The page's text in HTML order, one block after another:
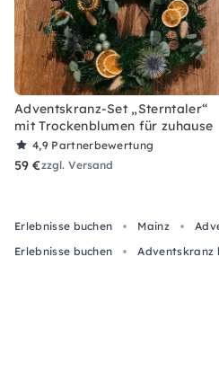
Adventskranz-Set „Sterntaler“
mit Trockenblumen für zuhause
4,9 Partnerbewertung
59 €zzgl. Versand
Erlebnisse buchen Mainz
Erlebnisse buchen
Adventskranz